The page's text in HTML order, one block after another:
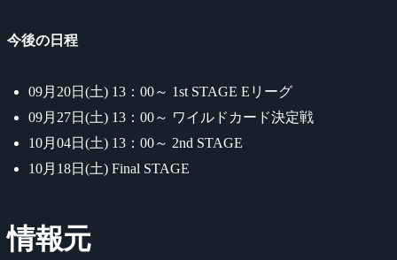
今後の日程
09月20日(土) 13：00～ 1st STAGE Eリーグ
09月27日(土) 13：00～ ワイルドカード決定戦
10月04日(土) 13：00～ 2nd STAGE
10月18日(土) Final STAGE
情報元